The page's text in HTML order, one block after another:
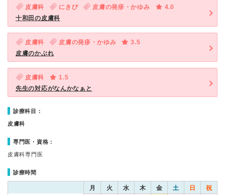
皮膚科 にきび 皮膚の発疹・かゆみ
4.0
十和田の皮膚科
皮膚科 皮膚の発疹・かゆみ
3.5
皮膚のかぶれ
皮膚科
1.5
先生の対応がなんかなぁと
診療科目：
皮膚科
専門医・資格：
皮膚科専門医
診療時間
月 火 水 木 金 土 日 祝